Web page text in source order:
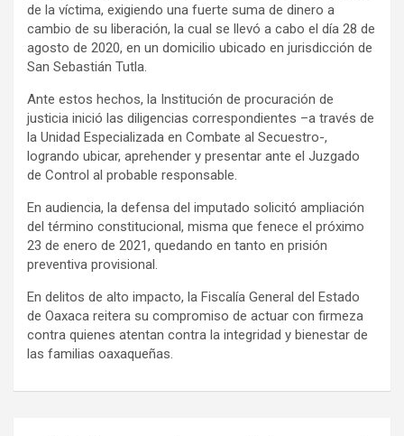
de la víctima, exigiendo una fuerte suma de dinero a
cambio de su liberación, la cual se llevó a cabo el día 28 de
agosto de 2020, en un domicilio ubicado en jurisdicción de
San Sebastián Tutla.
Ante estos hechos, la Institución de procuración de
justicia inició las diligencias correspondientes –a través de
la Unidad Especializada en Combate al Secuestro-,
logrando ubicar, aprehender y presentar ante el Juzgado
de Control al probable responsable.
En audiencia, la defensa del imputado solicitó ampliación
del término constitucional, misma que fenece el próximo
23 de enero de 2021, quedando en tanto en prisión
preventiva provisional.
En delitos de alto impacto, la Fiscalía General del Estado
de Oaxaca reitera su compromiso de actuar con firmeza
contra quienes atentan contra la integridad y bienestar de
las familias oaxaqueñas.